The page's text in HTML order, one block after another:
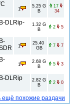
1
5.25 G
B
17
34
DLRip-
1.32 G
B
2 5
1
25.40
GB
7 7
1
2.68 G
B
5 3
DLRip
2.82 G
B
2 0
ещё похожие раздачи